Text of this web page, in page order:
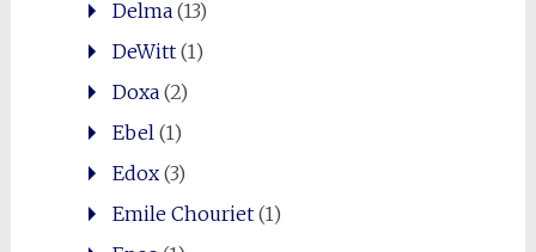
Delma(13)
DeWitt(1)
Doxa(2)
Ebel (1)
Edox(3)
Emile Chouriet(1)